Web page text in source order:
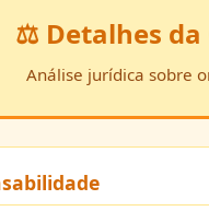
⚖️ Detalhes da
Análise jurídica sobre